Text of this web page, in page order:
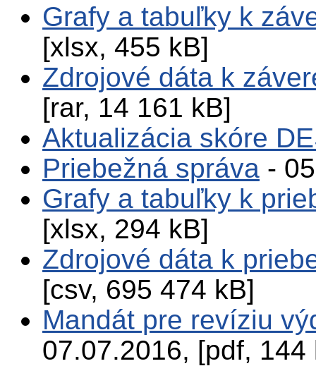
Grafy a tabuľky k
[xlsx, 455 kB]
Zdrojové dáta k
[rar, 14 161 kB]
Aktualizácia skóre
Priebežná správa -
Grafy a tabuľky k
[xlsx, 294 kB]
Zdrojové dáta k
[csv, 695 474 kB]
Mandát pre revíziu
07.07.2016, [pdf, 144